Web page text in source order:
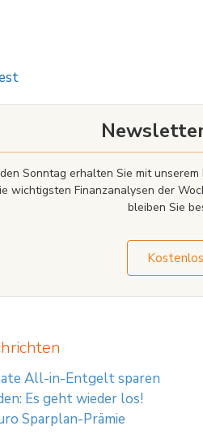
Sonntag erhalten Sie mit
wichtigsten Finanzanalysen der
bleiben Sie
All-in-Entgelt sparen
Es geht wieder los!
Sparplan-Prämie